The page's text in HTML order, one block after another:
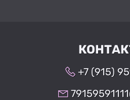
+7 (915)